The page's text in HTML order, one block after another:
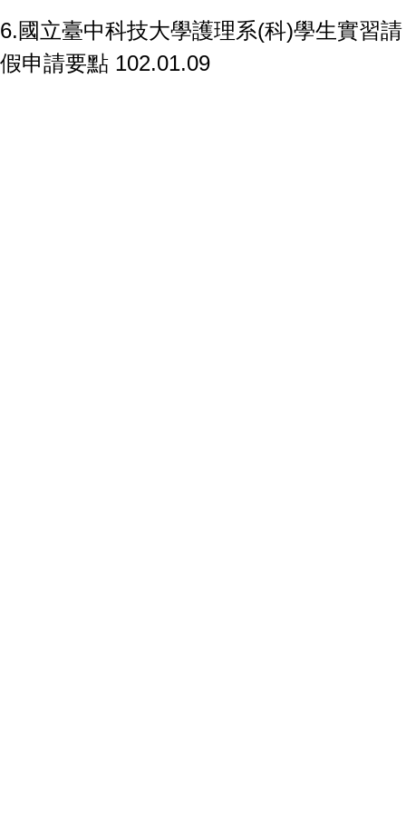
6.國立臺中科技大學護理系(科)學生實習請
假申請要點 102.01.09